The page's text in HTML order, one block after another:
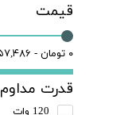
قیمت
۰ تومان - ۷۱,۳۵۷,۴۸۶ تومان
قدرت مداوم rms power
120 وات